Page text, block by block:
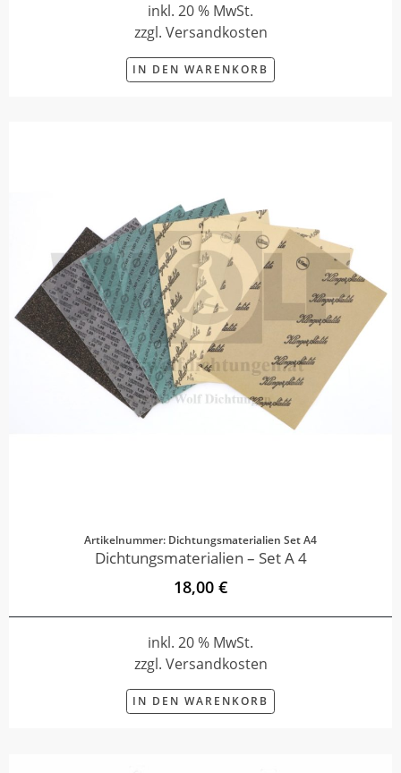
inkl. 20 % MwSt.
zzgl. Versandkosten
IN DEN WARENKORB
Artikelnummer: Dichtungsmaterialien Set A4
Dichtungsmaterialien – Set A 4
18,00 €
inkl. 20 % MwSt.
zzgl. Versandkosten
IN DEN WARENKORB